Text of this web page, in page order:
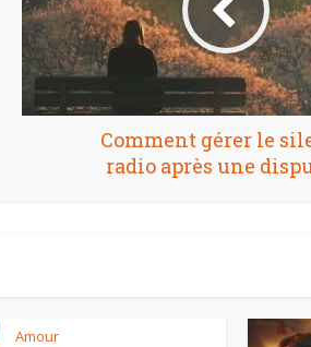
Comment gérer le
radio après une
Amour